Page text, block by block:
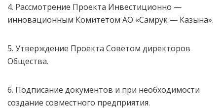
4. Рассмотрение Проекта Инвестиционно —
инновационным Комитетом АО «Самрук — Казына».
5. Утверждение Проекта Советом директоров
Общества.
6. Подписание документов и при необходимости
создание совместного предприятия.